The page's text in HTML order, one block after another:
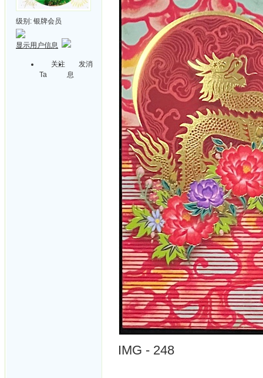
级别: 银牌会员
显示用户信息
关注
Ta
发消
息
IMG - 248